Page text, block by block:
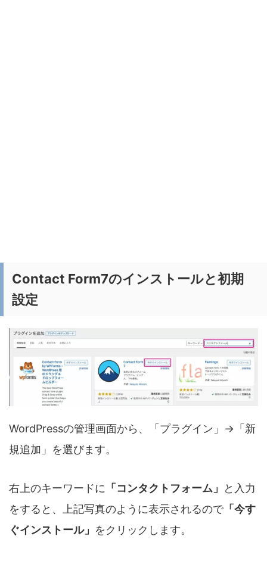
Contact Form7のインストールと初期
設定
WordPressの管理画面から、「プラグイン」→「新
規追加」を選びます。
右上のキーワードに 「コンタクトフォーム」
と入力
をすると、上記写真のように表示されるので「今す
ぐインストール」 をクリックします。